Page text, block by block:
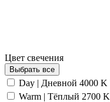
Цвет свечения
Выбрать все
Day | Дневной 4000 K
Warm | Тёплый 2700 K